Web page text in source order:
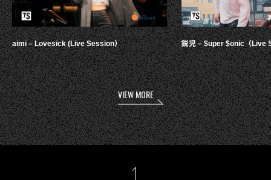
aimi – Lovesick (Live Session） 鋭児 – $uper $onic（Live
VIEW MORE